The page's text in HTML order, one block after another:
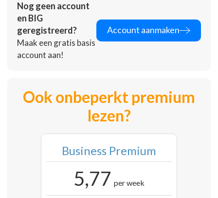
Nog geen account
en BIG
geregistreerd?
Maak een gratis basis
account aan!
Account aanmaken
Ook onbeperkt premium
lezen?
Business Premium
5,77 per week